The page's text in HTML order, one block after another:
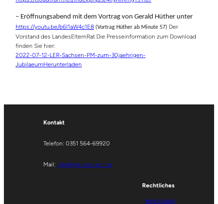
– Eröffnungsabend mit dem Vortrag von Gerald Hüther unter
https://youtu.be/b6I1aW4c1E8 (Vortrag Hüther ab Minute 57) Der
Vorstand des LandesElternRat Die Presseinformation zum Download
finden Sie hier:
2022-07-12-LER-Sachsen-PM-zum-30jaehrigen-
JubilaeumHerunterladen
Kontakt
Telefon: 0351 564-69920
Mail: info@ler-sachsen.de
Rechtliches
Impressum